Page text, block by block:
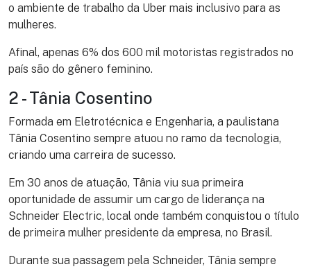
o ambiente de trabalho da Uber mais inclusivo para as
mulheres.
Afinal, apenas 6% dos 600 mil motoristas registrados no
país são do gênero feminino.
2 - Tânia Cosentino
Formada em Eletrotécnica e Engenharia, a paulistana
Tânia Cosentino sempre atuou no ramo da tecnologia,
criando uma carreira de sucesso.
Em 30 anos de atuação, Tânia viu sua primeira
oportunidade de assumir um cargo de liderança na
Schneider Electric, local onde também conquistou o título
de primeira mulher presidente da empresa, no Brasil.
Durante sua passagem pela Schneider, Tânia sempre